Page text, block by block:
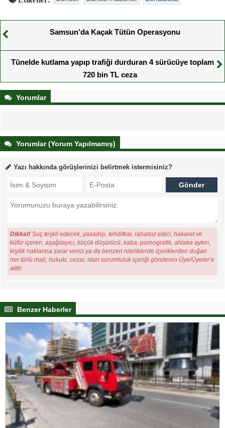
Samsun’da Kaçak Tütün Operasyonu
Tünelde kutlama yapıp trafiği durduran 4 sürücüye toplam
720 bin TL ceza
Yorumlar
Yorumlar (Yorum Yapılmamış)
Yazı hakkında görüşlerinizi belirtmek istermisiniz?
Dikkat! Suç teşkil edecek, yasadışı, tehditkar, rahatsız edici, hakaret ve
küfür içeren, aşağılayıcı, küçük düşürücü, kaba, pornografik, ahlaka aykırı,
kişilik haklarına zarar verici ya da benzeri niteliklerde içeriklerden doğan
her türlü mali, hukuki, cezai, idari sorumluluk içeriği gönderen Üye/Üyeler’e
aittir.
Benzer Haberler